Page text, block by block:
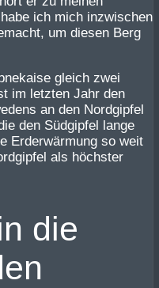
ich mich inzwischen
um diesen Berg
gleich zwei
im letzten Jahr den
an den Nordgipfel
den Südgipfel lange
Erderwärmung so weit
als höchster
die